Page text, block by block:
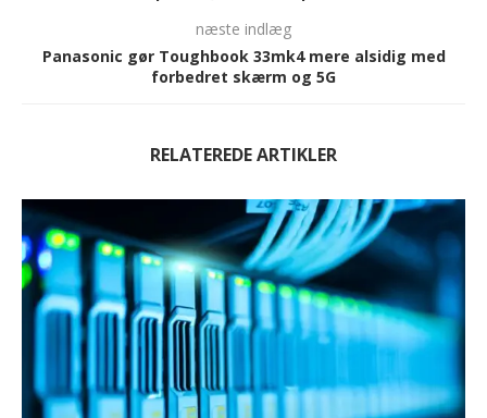
næste indlæg
Panasonic gør Toughbook 33mk4 mere alsidig med
forbedret skærm og 5G
RELATEREDE ARTIKLER